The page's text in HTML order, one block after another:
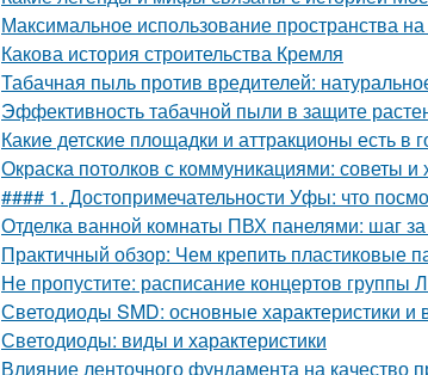
Максимальное использование пространства
Какова история строительства Кремля
Табачная пыль против вредителей:
Эффективность табачной пыли в защите
Какие детские площадки и аттракционы есть в
Окраска потолков с коммуникациями: советы и
#### 1. Достопримечательности Уфы: что
Отделка ванной комнаты ПВХ панелями: шаг
Практичный обзор: Чем крепить пластиковые
Не пропустите: расписание концертов группы
Светодиоды SMD: основные характеристики
Светодиоды: виды и характеристики
Влияние ленточного фундамента на качество